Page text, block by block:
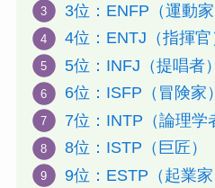
3位：ENFP（運動家
4位：ENTJ（指揮官
5位：INFJ（提唱者）
6位：ISFP（冒険家）
7位：INTP（論理学
8位：ISTP（巨匠）
9位：ESTP（起業家